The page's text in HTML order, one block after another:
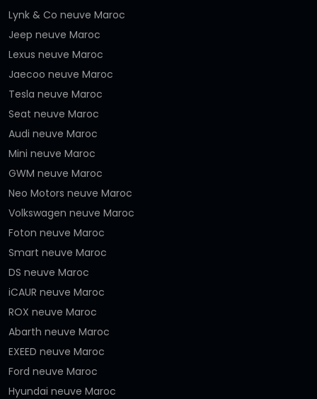
Lynk & Co neuve Maroc
Jeep neuve Maroc
Lexus neuve Maroc
Jaecoo neuve Maroc
Tesla neuve Maroc
Seat neuve Maroc
Audi neuve Maroc
Mini neuve Maroc
GWM neuve Maroc
Neo Motors neuve Maroc
Volkswagen neuve Maroc
Foton neuve Maroc
Smart neuve Maroc
DS neuve Maroc
iCAUR neuve Maroc
ROX neuve Maroc
Abarth neuve Maroc
EXEED neuve Maroc
Ford neuve Maroc
Hyundai neuve Maroc